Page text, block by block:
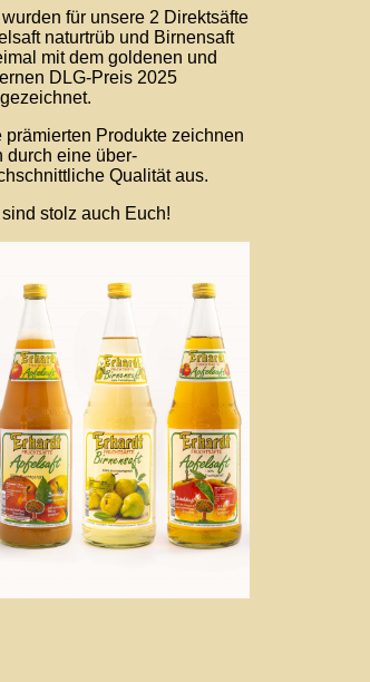
für unsere 2 Direktsäfte
naturtrüb und Birnensaft
mit dem goldenen und
DLG-Preis 2025
prämierten Produkte zeichnen
durch eine über-
Qualität aus.
stolz auch Euch!